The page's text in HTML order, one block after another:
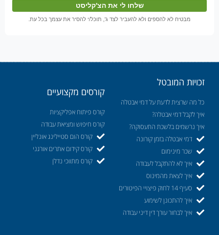
מבטיח לא להספים ולא להעביר לצד ג', תוכל/י להסיר את עצמך בכל עת.
זכויות המובטל
כל מה שרצית לדעת על דמי אבטלה
איך לקבל דמי אבטלה?
איך נרשמים בלשכת התעסוקה?
דמי אבטלה בזמן קורונה
שכר מינימום
איך לא להתקבל לעבודה
איך לצאת מהמינוס
סעיף 14 לחוק פיצויי הפיטורים
איך להתכונן לשימוע
איך לבחור עורך דין דיני עבודה
קורסים מקצועיים
קורס פיתוח אפליקציות
קורס חיפוש ומציאת עבודה
קורס הום סטיילינג אונליין
קורס קידום אתרים אורגני
קורס מתווכי נדלן